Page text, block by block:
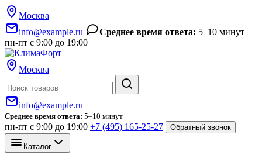
Москва
info@example.ru
Среднее время ответа: 5–10 минут
пн-пт с 9:00 до 19:00
Москва
info@example.ru
Среднее время ответа: 5–10 минут
пн-пт с 9:00 до 19:00 +7 (495) 165-25-27 Обратный звонок
Каталог